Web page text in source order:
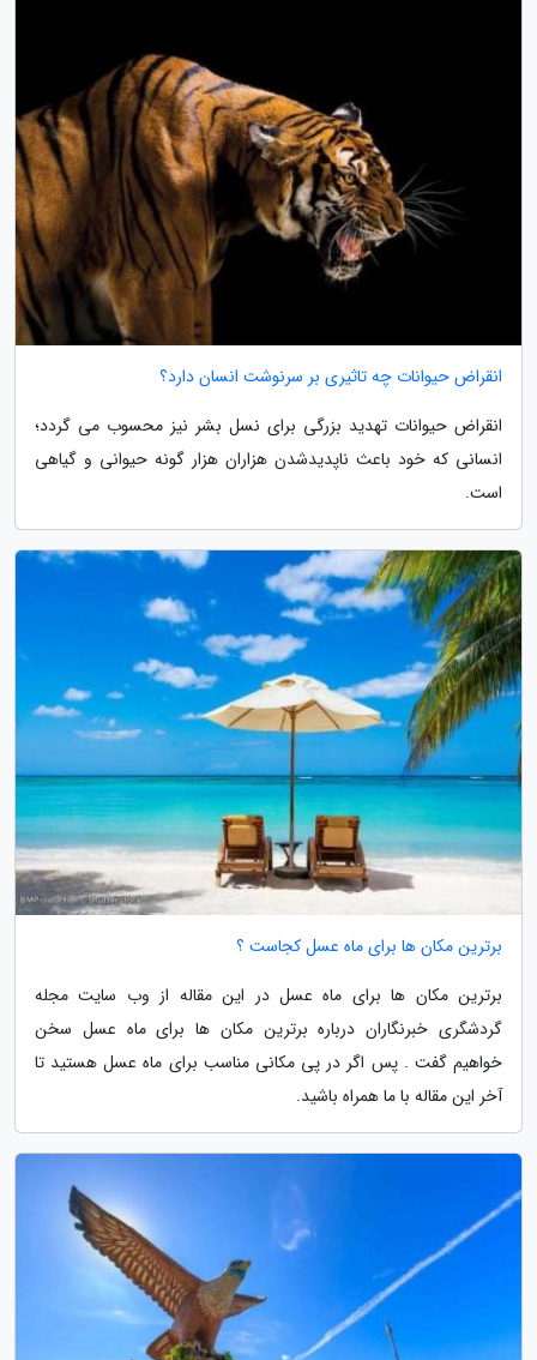
انقراض حیوانات چه تاثیری بر سرنوشت انسان دارد؟
انقراض حیوانات تهدید بزرگی برای نسل بشر نیز محسوب می گردد؛
انسانی که خود باعث ناپدیدشدن هزاران هزار گونه حیوانی و گیاهی
است.
برترین مکان ها برای ماه عسل کجاست ؟
برترین مکان ها برای ماه عسل در این مقاله از وب سایت مجله
گردشگری خبرنگاران درباره برترین مکان ها برای ماه عسل سخن
خواهیم گفت . پس اگر در پی مکانی مناسب برای ماه عسل هستید تا
آخر این مقاله با ما همراه باشید.